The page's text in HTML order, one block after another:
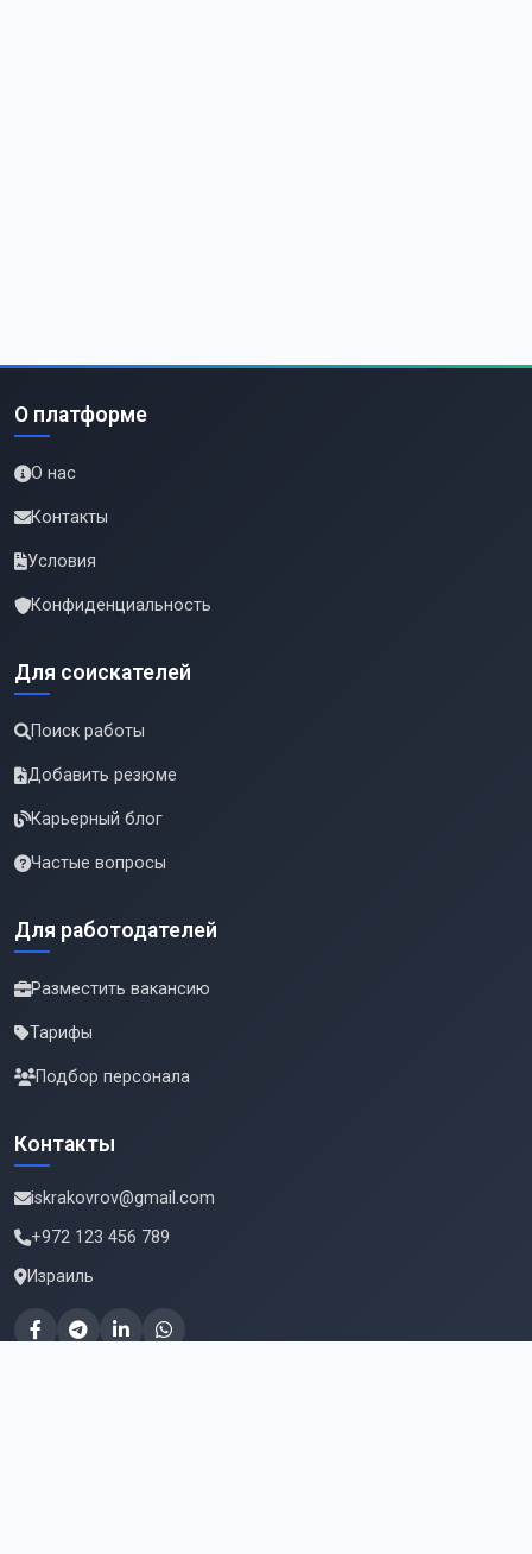
О платформе
О нас
Контакты
Условия
Конфиденциальность
Для соискателей
Поиск работы
Добавить резюме
Карьерный блог
Частые вопросы
Для работодателей
Разместить вакансию
Тарифы
Подбор персонала
Контакты
iskrakovrov@gmail.com
+972 123 456 789
Израиль